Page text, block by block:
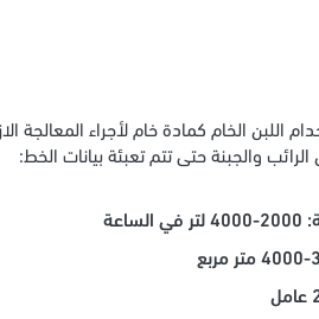
اللبن الخام كمادة خام لأجراء المعالجة
والجبنة حتى تتم تعبئة بيانات الخط: